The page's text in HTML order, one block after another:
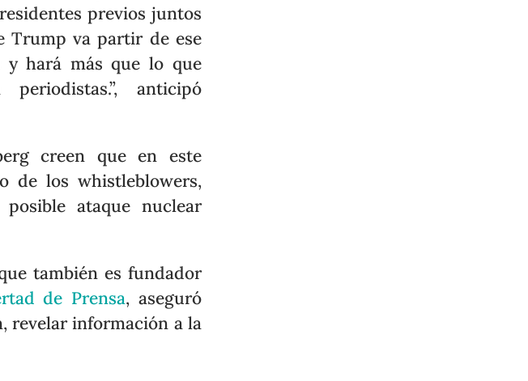
previos juntos
Trump va partir de ese
y hará más que lo que
anticipó
creen que en este
de los whistleblowers,
ataque nuclear
también es fundador
de Prensa, aseguró
revelar información a la